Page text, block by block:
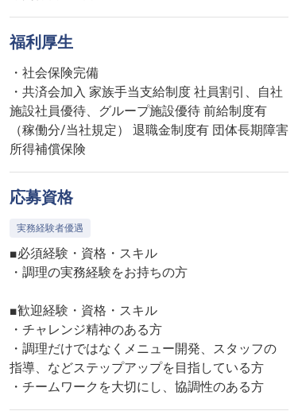
福利厚生
・社会保険完備
・共済会加入 家族手当支給制度 社員割引、自社
施設社員優待、グループ施設優待 前給制度有
（稼働分/当社規定） 退職金制度有 団体長期障害
所得補償保険
応募資格
実務経験者優遇
■必須経験・資格・スキル
・調理の実務経験をお持ちの方
■歓迎経験・資格・スキル
・チャレンジ精神のある方
・調理だけではなくメニュー開発、スタッフの
指導、などステップアップを目指している方
・チームワークを大切にし、協調性のある方